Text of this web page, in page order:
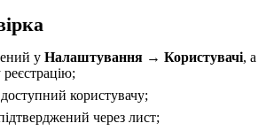
у Налаштування → Користувачі, а
реєстрацію;
користувачу;
через лист;